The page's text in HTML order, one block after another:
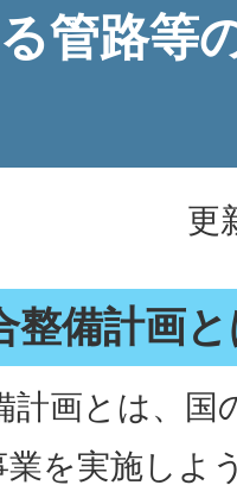
管路等
更
整備計画
計画とは、国
を実施しよ